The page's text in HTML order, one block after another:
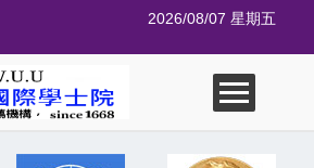
2026/08/07 星期五